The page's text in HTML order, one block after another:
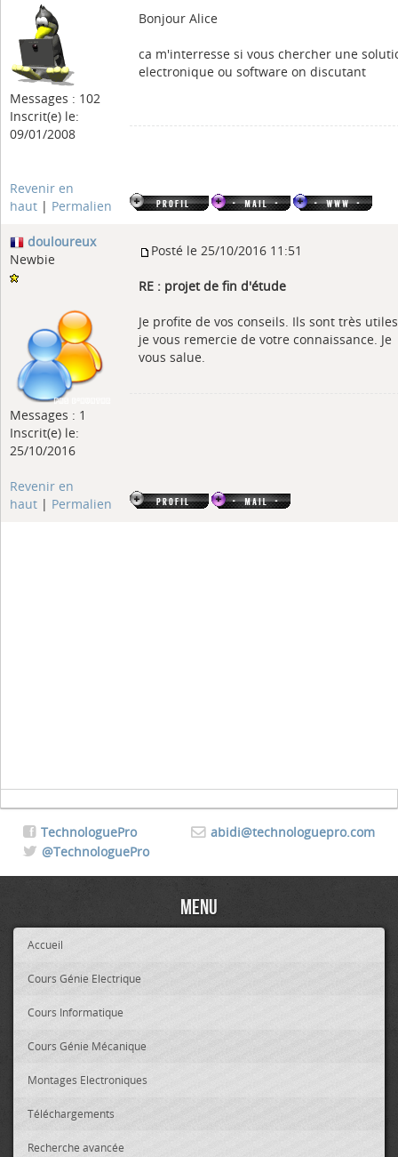
Messages : 102
Inscrit(e) le:
09/01/2008
Bonjour Alice
ca m'interresse si vous chercher une
electronique ou software on discutant
Revenir en
haut | Permalien
douloureux
Newbie
Messages : 1
Inscrit(e) le:
25/10/2016
Posté le 25/10/2016 11:51
RE : projet de fin d'étude
Je profite de vos conseils. Ils sont très
je vous remercie de votre connaissance. Je
vous salue.
Revenir en
haut | Permalien
abidi@technologuepro.com
TechnologuePro
@TechnologuePro
Menu
Accueil
Cours Génie Electrique
Cours Informatique
Cours Génie Mécanique
Montages Electroniques
Téléchargements
Recherche avancée